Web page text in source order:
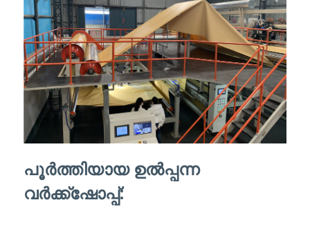
പൂർത്തിയായ ഉൽപ്പന്ന
വർക്ക്‌ഷോപ്പ്: